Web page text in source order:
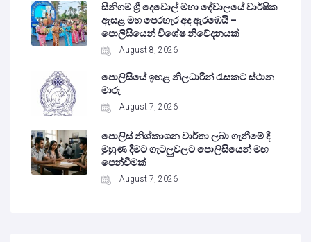
සීනිගම ශ්‍රී දෙවොල් මහා දේවාලයේ වාර්ෂික
ඇසළ මහ පෙරහැර අද ඇරඹෙයි –
පොලිසියෙන් විශේෂ නිවේදනයක්
August 8, 2026
පොලිසියේ ඉහළ නිලධාරීන් රැසකට ස්ථාන
මාරු
August 7, 2026
පොලිස් නිශ්කාශන වාර්තා ලබා ගැනීමේ දී
මුහුණ දීමට ගැටලුවලට පොලිසියෙන් මඟ
පෙන්වීමක්
August 7, 2026